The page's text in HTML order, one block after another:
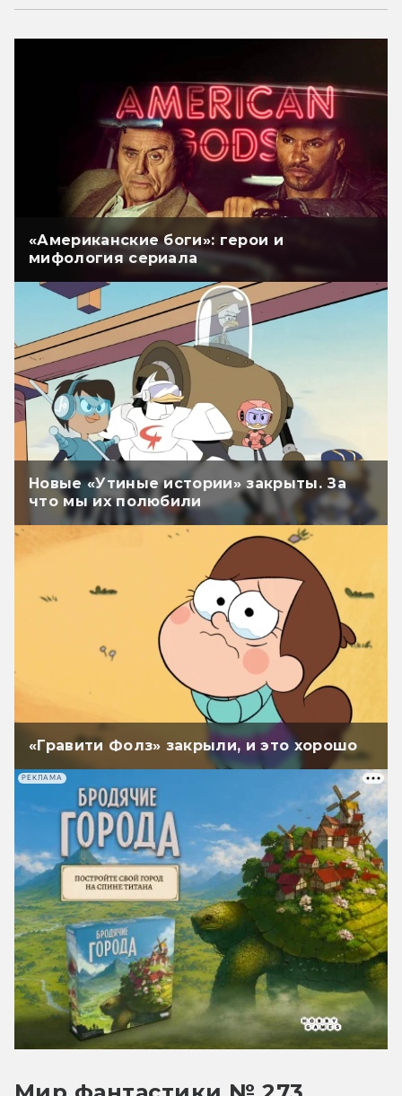
«Американские боги»: герои и
мифология сериала
Новые «Утиные истории» закрыты. За
что мы их полюбили
«Гравити Фолз» закрыли, и это хорошо
РЕКЛАМА